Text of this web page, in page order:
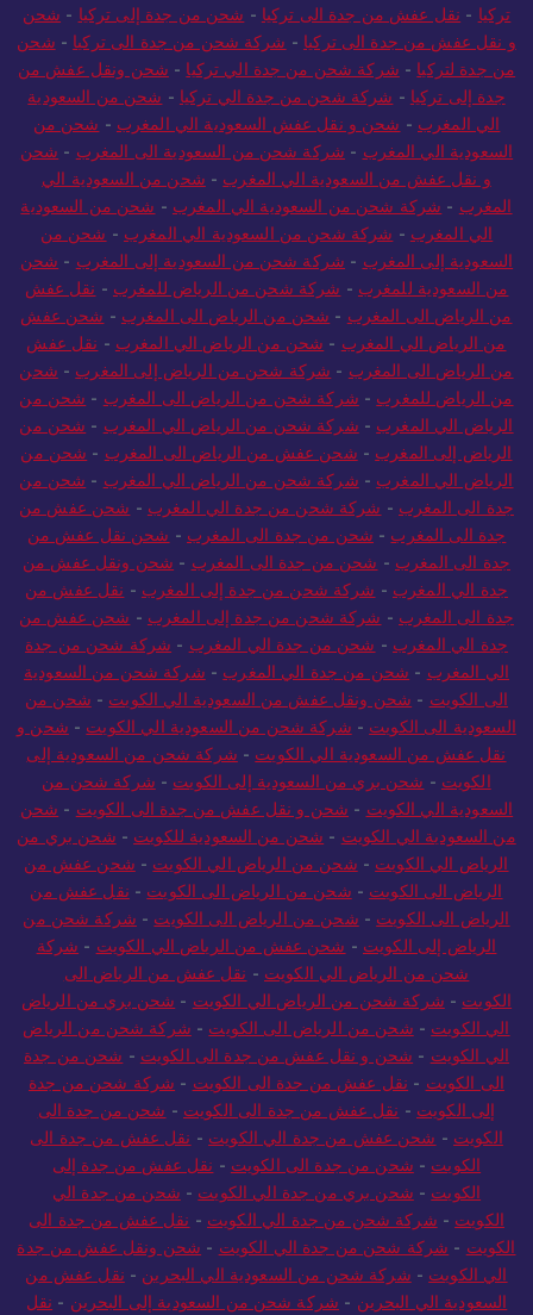
تركيا - نقل عفش من جدة الى تركيا - شحن من جدة إلى تركيا - شحن
و نقل عفش من جدة الى تركيا - شركة شحن من جدة الى تركيا - شحن
من جدة لتركيا - شركة شحن من جدة الي تركيا - شحن ونقل عفش من
جدة إلى تركيا - شركة شحن من جدة الي تركيا - شحن من السعودية
الي المغرب - شحن و نقل عفش السعودية الي المغرب - شحن من
السعودية الي المغرب - شركة شحن من السعودية الى المغرب - شحن
و نقل عفش من السعودية الي المغرب - شحن من السعودية الي
المغرب - شركة شحن من السعودية الي المغرب - شحن من السعودية
الي المغرب - شركة شحن من السعودية الي المغرب - شحن من
السعودية إلى المغرب - شركة شحن من السعودية إلى المغرب - شحن
من السعودية للمغرب - شركة شحن من الرياض للمغرب - نقل عفش
من الرياض الى المغرب - شحن من الرياض الى المغرب - شحن عفش
من الرياض الي المغرب - شحن من الرياض الي المغرب - نقل عفش
من الرياض الى المغرب - شركة شحن من الرياض إلى المغرب - شحن
من الرياض للمغرب - شركة شحن من الرياض الى المغرب - شحن من
الرياض الي المغرب - شركة شحن من الرياض الي المغرب - شحن من
الرياض إلى المغرب - شحن عفش من الرياض الى المغرب - شحن من
الرياض الي المغرب - شركة شحن من الرياض الي المغرب - شحن من
جدة الى المغرب - شركة شحن من جدة الي المغرب - شحن عفش من
جدة الى المغرب - شحن من جدة الى المغرب - شحن نقل عفش من
جدة الى المغرب - شحن من جدة الى المغرب - شحن ونقل عفش من
جدة الي المغرب - شركة شحن من جدة إلى المغرب - نقل عفش من
جدة الى المغرب - شركة شحن من جدة إلى المغرب - شحن عفش من
جدة الي المغرب - شحن من جدة الي المغرب - شركة شحن من جدة
الي المغرب - شحن من جدة الي المغرب - شركة شحن من السعودية
الى الكويت - شحن ونقل عفش من السعودية الي الكويت - شحن من
السعودية الى الكويت - شركة شحن من السعودية الي الكويت - شحن و
نقل عفش من السعودية الي الكويت - شركة شحن من السعودية إلى
الكويت - شحن بري من السعودية إلى الكويت - شركة شحن من
السعودية الي الكويت - شحن و نقل عفش من جدة الى الكويت - شحن
من السعودية الي الكويت - شحن من السعودية للكويت - شحن بري من
الرياض الي الكويت - شحن من الرياض الي الكويت - شحن عفش من
الرياض الى الكويت - شحن من الرياض الى الكويت - نقل عفش من
الرياض الى الكويت - شحن من الرياض الى الكويت - شركة شحن من
الرياض إلى الكويت - شحن عفش من الرياض الي الكويت - شركة
شحن من الرياض الي الكويت - نقل عفش من الرياض الى
الكويت - شركة شحن من الرياض الي الكويت - شحن بري من الرياض
الي الكويت - شحن من الرياض الى الكويت - شركة شحن من الرياض
الي الكويت - شحن و نقل عفش من جدة الى الكويت - شحن من جدة
الى الكويت - نقل عفش من جدة الى الكويت - شركة شحن من جدة
إلى الكويت - نقل عفش من جدة الى الكويت - شحن من جدة الى
الكويت - شحن عفش من جدة الي الكويت - نقل عفش من جدة الى
الكويت - شحن من جدة الى الكويت - نقل عفش من جدة إلى
الكويت - شحن بري من جدة الي الكويت - شحن من جدة الي
الكويت - شركة شحن من جدة الي الكويت - نقل عفش من جدة الى
الكويت - شركة شحن من جدة الي الكويت - شحن ونقل عفش من جدة
الي الكويت - شركة شحن من السعودية الي البحرين - نقل عفش من
السعودية الي البحرين - شركة شحن من السعودية إلى البحرين - نقل